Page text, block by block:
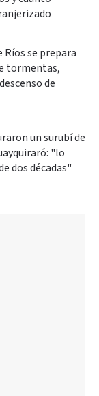
se prepara
tormentas,
de
un surubí de
"lo
dos décadas"